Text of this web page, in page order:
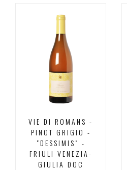
VIE DI ROMANS -
PINOT GRIGIO -
"DESSIMIS" -
FRIULI VENEZIA-
GIULIA DOC